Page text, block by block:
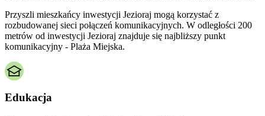
Przyszli mieszkańcy inwestycji Jezioraj mogą korzystać z
rozbudowanej sieci połączeń komunikacyjnych. W odległości 200
metrów od inwestycji Jezioraj znajduje się najbliższy punkt
komunikacyjny - Plaża Miejska.
Edukacja